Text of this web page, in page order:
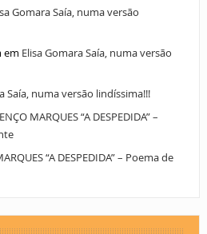
Gomara Saía, numa versão
em Elisa Gomara Saía, numa versão
Saía, numa versão lindíssima!!!
MARQUES “A DESPEDIDA” –
“A DESPEDIDA” – Poema de